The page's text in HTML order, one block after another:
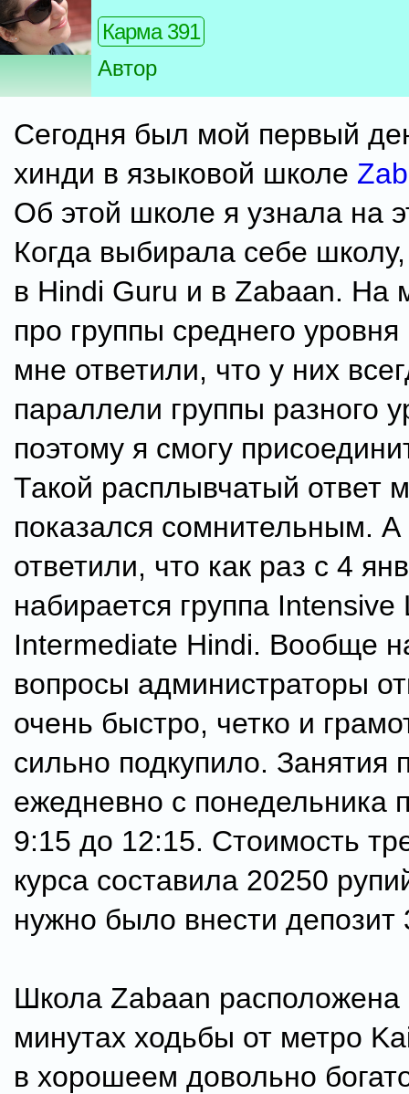
Карма 391
Автор
Сегодня был мой первый
хинди в языковой школе
Об этой школе я узнала на
Когда выбирала себе
в Hindi Guru и в Zabaan. На
про группы среднего
мне ответили, что у них
параллели группы разного
поэтому я смогу
Такой расплывчатый ответ
показался сомнительным.
ответили, что как раз с 4
набирается группа Intensive
Intermediate Hindi. Вообще
вопросы администраторы
очень быстро, четко и
сильно подкупило. Занятия
ежедневно с понедельника
9:15 до 12:15. Стоимость
курса составила 20250
нужно было внести депозит
Школа Zabaan расположена
минутах ходьбы от метро
в хорошеем довольно